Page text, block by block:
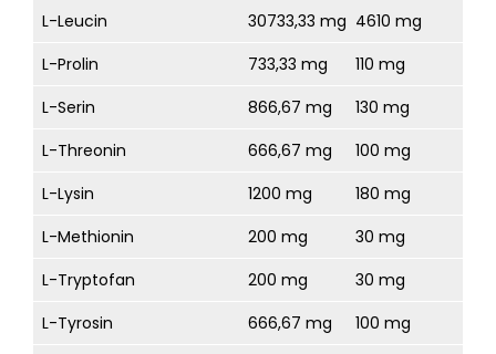
L-Leucin
30733,33 mg 4610 mg
L-Prolin
733,33 mg
110 mg
L-Serin
866,67 mg
130 mg
L-Threonin
666,67 mg
100 mg
L-Lysin
1200 mg
180 mg
L-Methionin
200 mg
30 mg
L-Tryptofan
200 mg
30 mg
L-Tyrosin
666,67 mg
100 mg